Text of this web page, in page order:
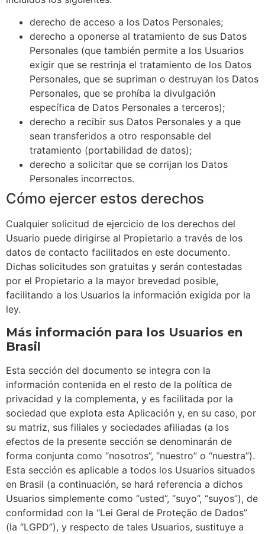
derecho de acceso a los Datos Personales;
derecho a oponerse al tratamiento de sus Datos
Personales (que también permite a los Usuarios
exigir que se restrinja el tratamiento de los Datos
Personales, que se supriman o destruyan los Datos
Personales, que se prohíba la divulgación
específica de Datos Personales a terceros);
derecho a recibir sus Datos Personales y a que
sean transferidos a otro responsable del
tratamiento (portabilidad de datos);
derecho a solicitar que se corrijan los Datos
Personales incorrectos.
Cómo ejercer estos derechos
Cualquier solicitud de ejercicio de los derechos del
Usuario puede dirigirse al Propietario a través de los
datos de contacto facilitados en este documento.
Dichas solicitudes son gratuitas y serán contestadas
por el Propietario a la mayor brevedad posible,
facilitando a los Usuarios la información exigida por la
ley.
Más información para los Usuarios en
Brasil
Esta sección del documento se integra con la
información contenida en el resto de la política de
privacidad y la complementa, y es facilitada por la
sociedad que explota esta Aplicación y, en su caso, por
su matriz, sus filiales y sociedades afiliadas (a los
efectos de la presente sección se denominarán de
forma conjunta como “nosotros”, “nuestro” o “nuestra”).
Esta sección es aplicable a todos los Usuarios situados
en Brasil (a continuación, se hará referencia a dichos
Usuarios simplemente como “usted”, “suyo”, “suyos”), de
conformidad con la “Lei Geral de Proteção de Dados”
(la “LGPD”), y respecto de tales Usuarios, sustituye a